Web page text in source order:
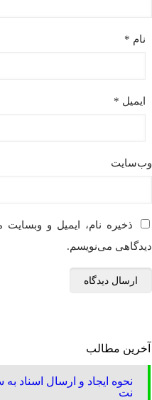
نام *
ایمیل *
وب‌سایت
ذخیره نام، ایمیل و
دیدگاهی می‌نویسم.
آخرین مطالب
نحوه ایجاد و ارسال اسناد
نت